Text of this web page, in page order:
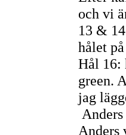
och vi
13 &
hålet
Hål 16:
green.
jag
Anders